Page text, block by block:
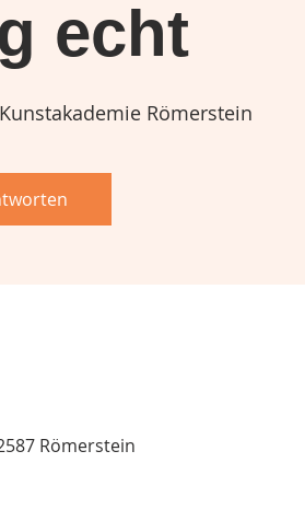
echt
Römerstein
Römerstein